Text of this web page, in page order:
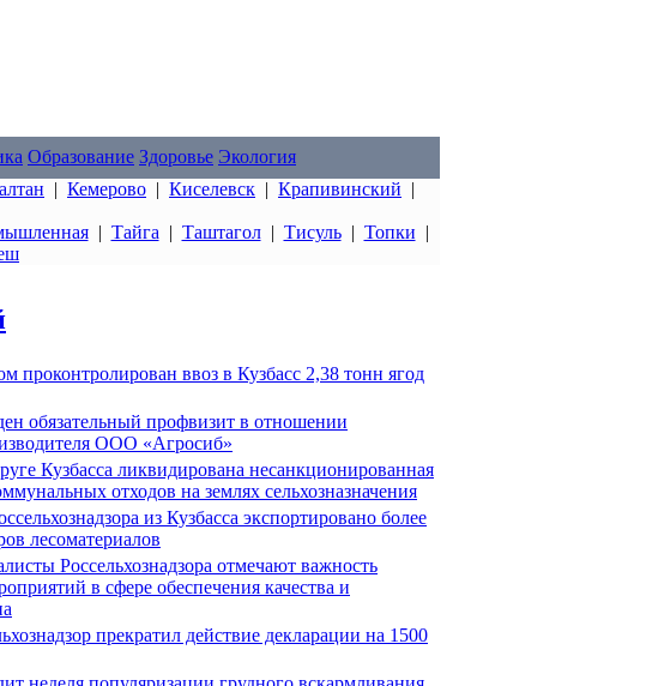
Образование Здоровье Экология
| Кемерово | Киселевск | Крапивинский |
| Тайга | Таштагол| Тисуль| Топки |
проконтролирован ввоз в Кузбасс 2,38 тонн ягод
обязательный профвизит в отношении
ООО «Агросиб»
Кузбасса ликвидирована несанкционированная
отходов на землях сельхозназначения
из Кузбасса экспортировано более
лесоматериалов
Россельхознадзора отмечают важность
в сфере обеспечения качества и
прекратил действие декларации на 1500